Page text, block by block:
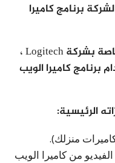
برنامج كاميرا
لذا ، إذا كانت لديك كاميرا الويب الخاصة بشركة Logitech ،
برنامج كاميرا الويب
الرئيسية:
منزلك).
من كاميرا الويب